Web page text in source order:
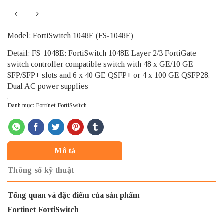
Model: FortiSwitch 1048E (FS-1048E)
Detail: FS-1048E: FortiSwitch 1048E Layer 2/3 FortiGate
switch controller compatible switch with 48 x GE/10 GE
SFP/SFP+ slots and 6 x 40 GE QSFP+ or 4 x 100 GE QSFP28.
Dual AC power supplies
Danh mục: Fortinet FortiSwitch
Mô tả
Thông số kỹ thuật
Tổng quan và đặc điểm của sản phẩm
Fortinet FortiSwitch